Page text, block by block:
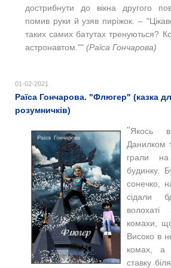
дострибнути до вікна другого
помив руки й узяв пиріжок. –
таких самих батутах тренуються?
астронавтом."" (Раїса Гончарова)
01-02-2021
Раїса Гончарова. "Флюгер" (казка
розумничків)
"Якось
Данилком
грали на
будинку.
сонечко,
сідали
комахи,
Високо в
комах, а
ставку